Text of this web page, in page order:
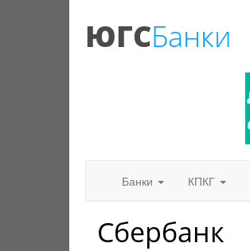
ЮГСБанки
Банки КПКГ
Сбербанк